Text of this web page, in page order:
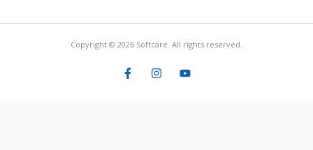
Copyright © 2026 Softcare. All rights reserved.